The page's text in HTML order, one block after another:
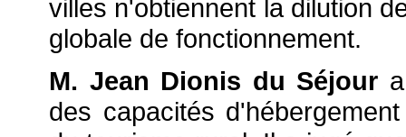
villes n'obtiennent la dilution
globale de fonctionnement.
M. Jean Dionis du Séjour
des capacités